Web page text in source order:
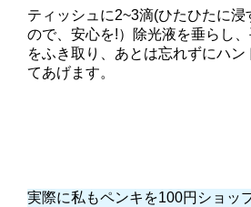
ティッシュに2~3滴(ひたひたに浸
ので、安心を!）除光液を垂らし
をふき取り、あとは忘れずにハン
てあげます。
実際に私もペンキを100円ショッ